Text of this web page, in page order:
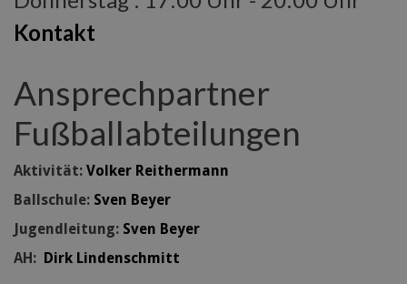
Kontakt
Ansprechpartner
Fußballabteilungen
Aktivität: Volker Reithermann
Ballschule: Sven Beyer
Jugendleitung: Sven Beyer
AH: Dirk Lindenschmitt